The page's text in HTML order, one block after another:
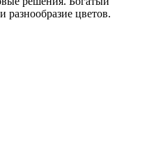
разнообразие цветов.